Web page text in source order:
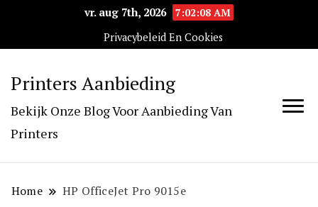
vr. aug 7th, 2026
7:02:08 AM
Privacybeleid En Cookies
Printers Aanbieding
Bekijk Onze Blog Voor Aanbieding Van
Printers
Home HP OfficeJet Pro 9015e